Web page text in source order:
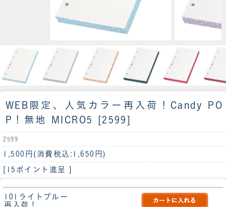
WEB限定、人気カラー再入荷！ Candy PO
P！無地 MICRO5 [2599]
2599
1,500円 (消費税込:1,650円)
[15ポイント進呈 ]
101ライトブルー
再入荷！